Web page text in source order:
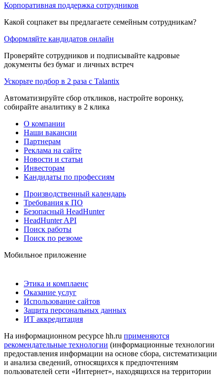
Корпоративная поддержка сотрудников
Какой соцпакет вы предлагаете семейным сотрудникам?
Оформляйте кандидатов онлайн
Проверяйте сотрудников и подписывайте кадровые
документы без бумаг и личных встреч
Ускорьте подбор в 2 раза с Talantix
Автоматизируйте сбор откликов, настройте воронку,
собирайте аналитику в 2 клика
О компании
Наши вакансии
Партнерам
Реклама на сайте
Новости и статьи
Инвесторам
Кандидаты по профессиям
Производственный календарь
Требования к ПО
Безопасный HeadHunter
HeadHunter API
Поиск работы
Поиск по резюме
Мобильное приложение
Этика и комплаенс
Оказание услуг
Использование сайтов
Защита персональных данных
ИТ аккредитация
На информационном ресурсе hh.ru применяются
рекомендательные технологии (информационные технологии
предоставления информации на основе сбора, систематизации
и анализа сведений, относящихся к предпочтениям
пользователей сети «Интернет», находящихся на территории